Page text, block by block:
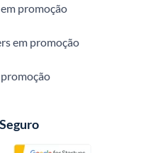
promoção
em promoção